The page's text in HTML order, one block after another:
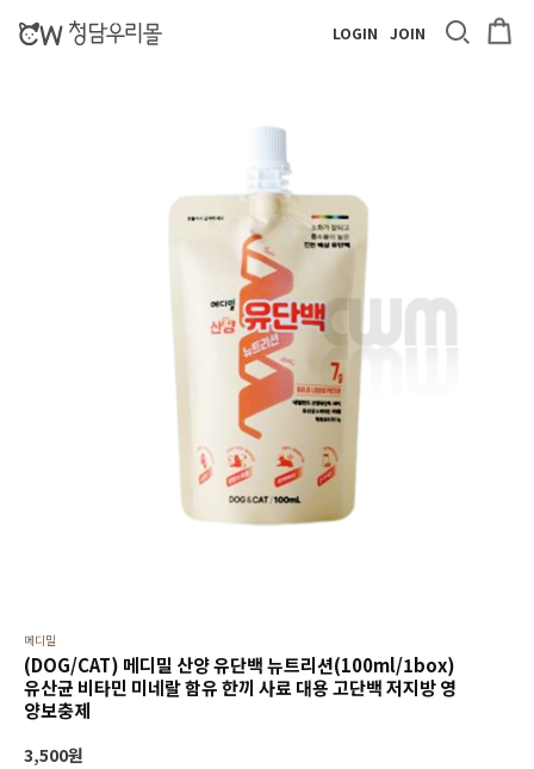
LOGIN JOIN
메디밀
(DOG/CAT) 메디밀 산양 유단백 뉴트리션(100ml/1box)
유산균 비타민 미네랄 함유 한끼 사료 대용 고단백 저지방 영
양보충제
3,500원